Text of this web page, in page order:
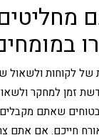
של לקוחות ולשאול
זמן למחקר
בטוחים שאתם
חייכם. אם אתם